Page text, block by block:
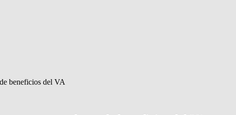
beneficios del VA